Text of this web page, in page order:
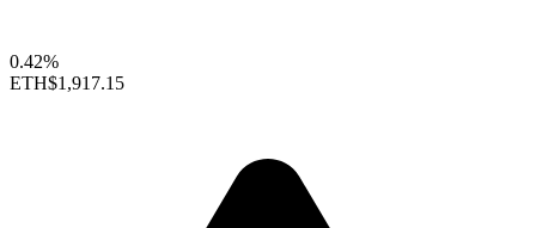
0.42%
ETH$1,917.15